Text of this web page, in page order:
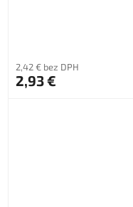
2,42 € bez DPH
2,93 €